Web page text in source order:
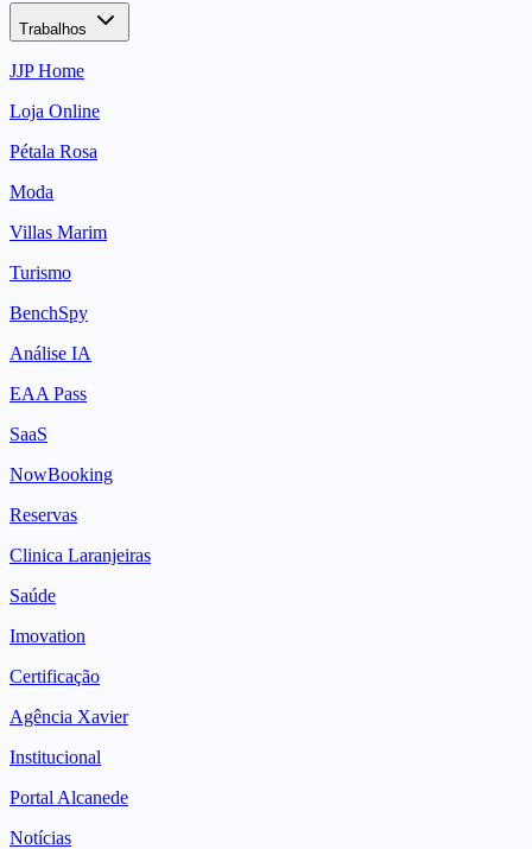
Trabalhos
JJP Home
Loja Online
Pétala Rosa
Moda
Villas Marim
Turismo
BenchSpy
Análise IA
EAA Pass
SaaS
NowBooking
Reservas
Clinica Laranjeiras
Saúde
Imovation
Certificação
Agência Xavier
Institucional
Portal Alcanede
Notícias